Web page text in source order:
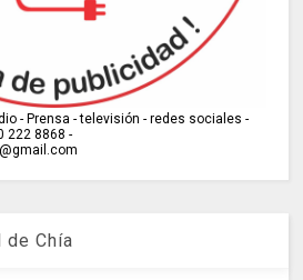
- Prensa - televisión - redes sociales -
222 8868 -
de Chía